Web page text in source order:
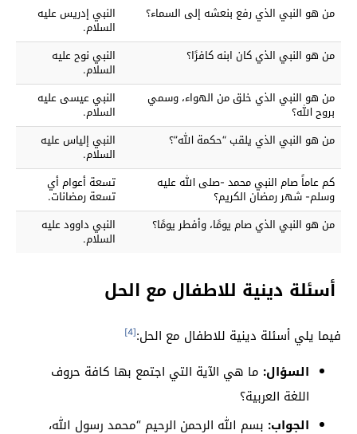
من هو النبي الذي رفع بنعشه إلى السماء؟ النبي إدريس عليه
السلام.
من هو النبي الذي كان ابنه كافرًا؟
النبي نوح عليه
السلام.
من هو النبي الذي خلق من الهواء، وسمي
بروح الله؟
النبي عيسى عليه
السلام.
من هو النبي الذي يلقب “حكمة الله”؟
النبي إلياس عليه
السلام.
كم عاماً صام النبي محمد -صلى الله عليه
وسلم- شهر رمضان الكريم؟
تسعة أعوام أي
تسعة رمضانات.
من هو النبي الذي صام يومًا، وأفطر يومًا؟
النبي داوود عليه
السلام.
أسئلة دينية للاطفال مع الحل
فيما يلي أسئلة دينية للاطفال مع الحل:[4]
السؤال: ما هي الآية التي اجتمع بها كافة حروف
اللغة العربية؟
الجواب: بسم الله الرحمن الرحيم “محمد رسول الله،